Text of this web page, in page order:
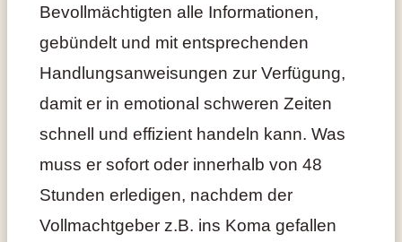
Bevollmächtigten alle Informationen,
gebündelt und mit entsprechenden
Handlungsanweisungen zur Verfügung,
damit er in emotional schweren Zeiten
schnell und effizient handeln kann. Was
muss er sofort oder innerhalb von 48
Stunden erledigen, nachdem der
Vollmachtgeber z.B. ins Koma gefallen